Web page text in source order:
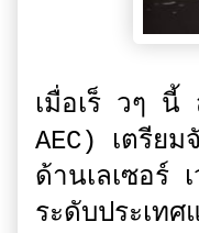
เมื่อเร็ วๆ นี้
AEC) เตรีย
ด้านเลเซอร์
ระดับประเท